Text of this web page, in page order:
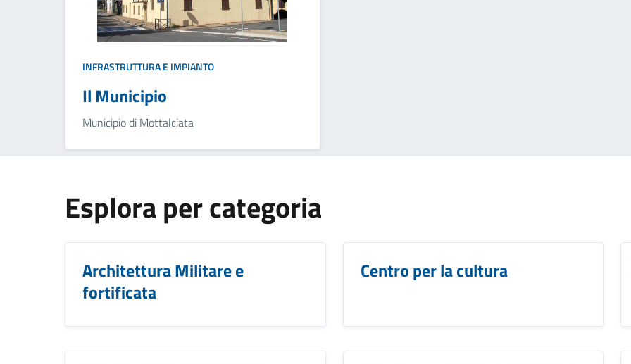
INFRASTRUTTURA E IMPIANTO
Il Municipio
Municipio di Mottalciata
Esplora per categoria
Architettura Militare e
fortificata
Centro per la cultura